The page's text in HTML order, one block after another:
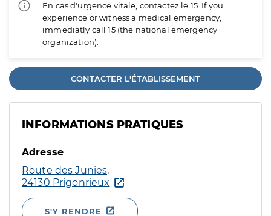
En cas d'urgence vitale, contactez le 15. If you
experience or witness a medical emergency,
immediatly call 15 (the national emergency
organization).
CONTACTER L'ÉTABLISSEMENT
INFORMATIONS PRATIQUES
Adresse
Route des Junies,
24130 Prigonrieux
S'Y RENDRE